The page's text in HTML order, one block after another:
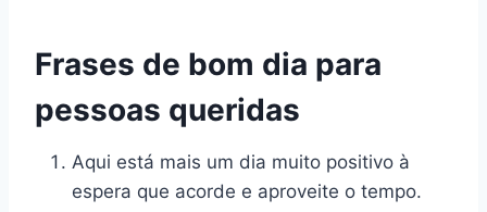
Frases de bom dia para
pessoas queridas
Aqui está mais um dia muito positivo à
espera que acorde e aproveite o tempo.